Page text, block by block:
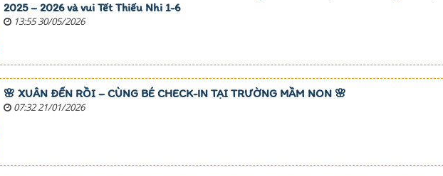
2025 – 2026 và vui Tết Thiếu Nhi 1-6
13:55 30/05/2026
🌸 XUÂN ĐẾN RỒI – CÙNG BÉ CHECK-IN TẠI TRƯỜNG MẦM NON 🌸
07:32 21/01/2026